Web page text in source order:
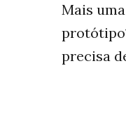
Mais
precisa